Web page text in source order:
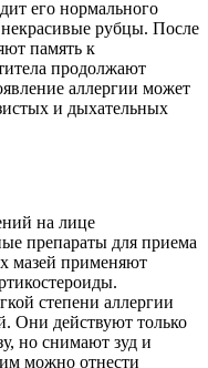
его нормального
некрасивые рубцы. После
память к
продолжают
аллергии может
и дыхательных
на лице
препараты для приема
мазей применяют
степени аллергии
Они действуют только
но снимают зуд и
можно отнести